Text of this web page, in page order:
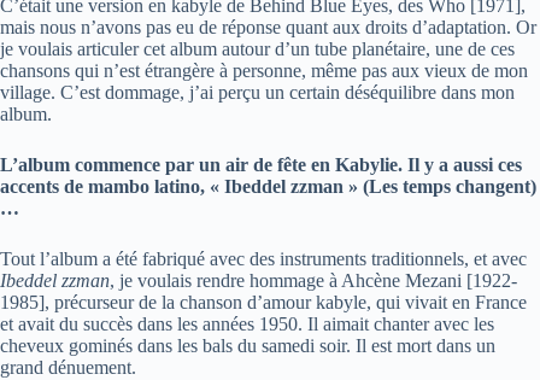
C’était une version en kabyle de Behind Blue Eyes, des Who [1971],
mais nous n’avons pas eu de réponse quant aux droits d’adaptation. Or
je voulais articuler cet album autour d’un tube planétaire, une de ces
chansons qui n’est étrangère à personne, même pas aux vieux de mon
village. C’est dommage, j’ai perçu un certain déséquilibre dans mon
album.
L’album commence par un air de fête en Kabylie. Il y a aussi ces
accents de mambo latino, « Ibeddel zzman » (Les temps changent)
…
Tout l’album a été fabriqué avec des instruments traditionnels, et avec
Ibeddel zzman, je voulais rendre hommage à Ahcène Mezani [1922-
1985], précurseur de la chanson d’amour kabyle, qui vivait en France
et avait du succès dans les années 1950. Il aimait chanter avec les
cheveux gominés dans les bals du samedi soir. Il est mort dans un
grand dénuement.